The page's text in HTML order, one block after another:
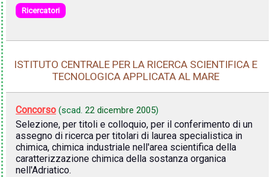
Ricercatori
ISTITUTO CENTRALE PER LA RICERCA SCIENTIFICA E
TECNOLOGICA APPLICATA AL MARE
Concorso (scad. 22 dicembre 2005)
Selezione, per titoli e colloquio, per il conferimento di un
assegno di ricerca per titolari di laurea specialistica in
chimica, chimica industriale nell'area scientifica della
caratterizzazione chimica della sostanza organica
nell'Adriatico.